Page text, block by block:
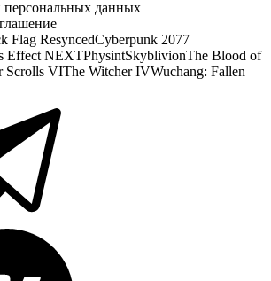
персональных данных
Flag ResyncedCyberpunk 2077
Effect NEXTPhysintSkyblivionThe Blood of
Scrolls VIThe Witcher IVWuchang: Fallen